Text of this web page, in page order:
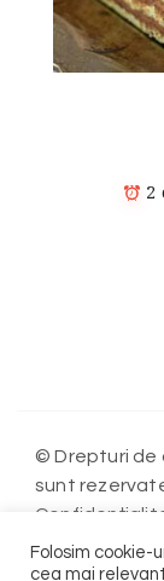
2
© Drepturi de
sunt
Blossom
Politica de
Folosim cookie-
cea mai